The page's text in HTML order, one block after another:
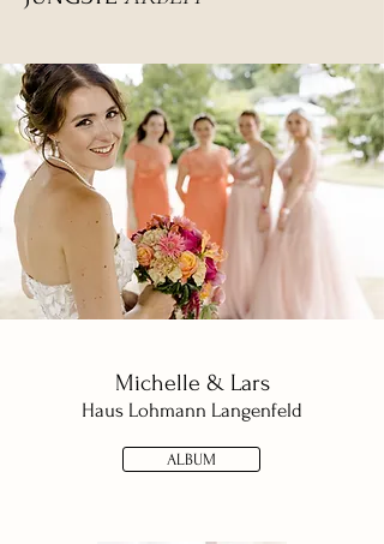
Michelle & Lars
Haus Lohmann Langenfeld
ALBUM